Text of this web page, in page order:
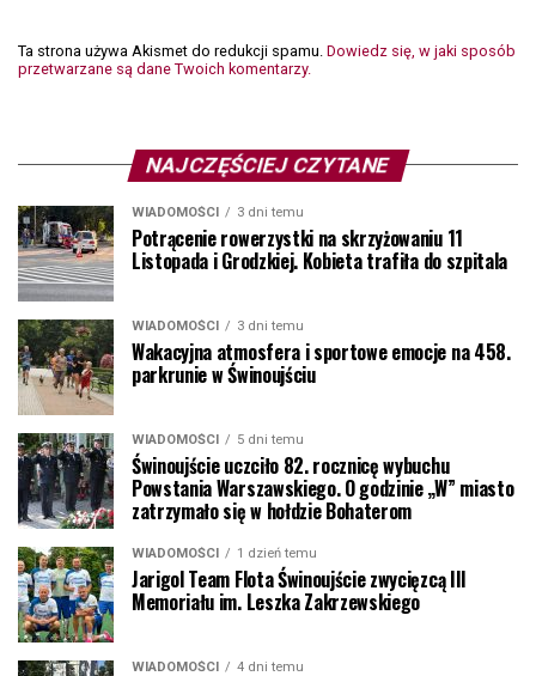
Ta strona używa Akismet do redukcji spamu. Dowiedz się, w jaki sposób
przetwarzane są dane Twoich komentarzy.
NAJCZĘŚCIEJ CZYTANE
WIADOMOŚCI 3 dni temu
Potrącenie rowerzystki na skrzyżowaniu 11
Listopada i Grodzkiej. Kobieta trafiła do szpitala
WIADOMOŚCI 3 dni temu
Wakacyjna atmosfera i sportowe emocje na 458.
parkrunie w Świnoujściu
WIADOMOŚCI 5 dni temu
Świnoujście uczciło 82. rocznicę wybuchu
Powstania Warszawskiego. O godzinie „W” miasto
zatrzymało się w hołdzie Bohaterom
WIADOMOŚCI 1 dzień temu
Jarigol Team Flota Świnoujście zwycięzcą III
Memoriału im. Leszka Zakrzewskiego
WIADOMOŚCI 4 dni temu